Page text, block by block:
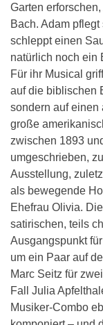
Garten
Bach. Adam
schleppt einen
natürlich noch ein
Für ihr Musical
auf die biblischen
sondern auf einen
große
zwischen 1893
umgeschrieben,
Ausstellung,
als bewegende
Ehefrau Olivia.
satirischen, teils
Ausgangspunkt
um ein Paar auf
Marc Seitz für
Fall Julia
Musiker-Combo